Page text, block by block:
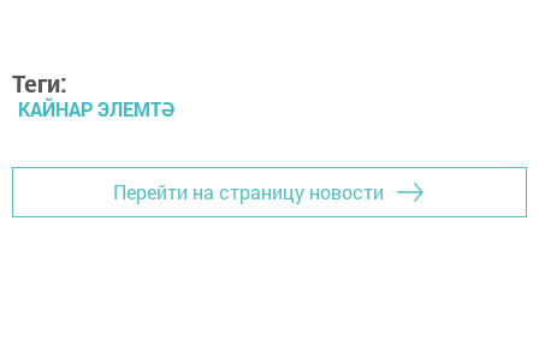
Теги:
КАЙНАР ЭЛЕМТӘ
Перейти на страницу новости